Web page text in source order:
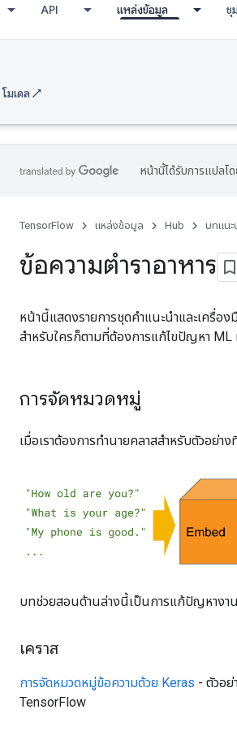
API แหล่งข้อมูล ชุ
โมเดล ↗
หน้านี้ได้รับการแปลโ
TensorFlow แหล่งข้อมูล Hub บทแนะ
ข้อความตำราอาหาร
หน้านี้แสดงรายการชุดคำแนะนำและเครื่อ
สำหรับใครก็ตามที่ต้องการแก้ไขปัญหา
การจัดหมวดหมู่
เมื่อเราต้องการทำนายคลาสสำหรับตัวอย่า
บทช่วยสอนด้านล่างนี้เป็นการแก้ปัญหางา
เคราส
การจัดหมวดหมู่ข้อความด้วย Keras - ตัวอย่
TensorFlow